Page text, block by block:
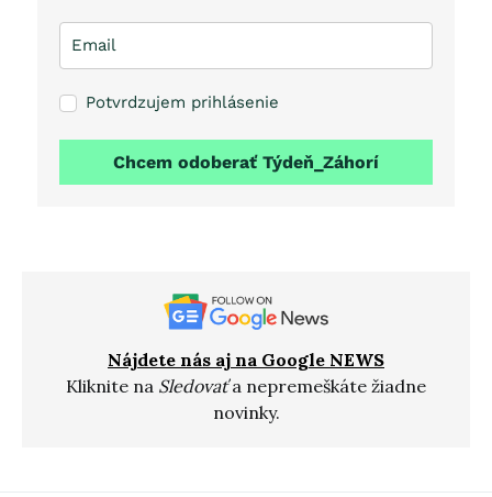
Potvrdzujem prihlásenie
Chcem odoberať Týdeň_Záhorí
Nájdete nás aj na Google NEWS
Kliknite na Sledovaťa nepremeškáte žiadne
novinky.